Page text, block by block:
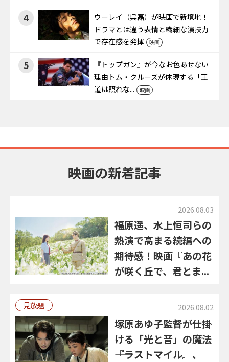
4
ウーレイ（呉磊）が映画で新境地！
ドラマとは違う表情と繊細な演技力
で存在感を発揮
映画
5
『トップガン』が今なお色あせない
理由――トム・クルーズが体現する「王
道は照れな...
映画
映画の新着記事
2026.08.03
福原遥、水上恒司らの
熱演で高まる続編への
期待感！映画『あの花
が咲く丘で、君とま...
見放題 2026.08.02
塚原あゆ子監督が仕掛
ける「光と音」の魔法
――『ラストマイル』、